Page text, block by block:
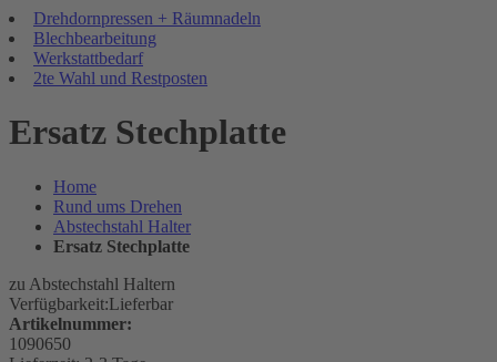
Drehdornpressen + Räumnadeln
Blechbearbeitung
Werkstattbedarf
2te Wahl und Restposten
Ersatz Stechplatte
Home
Rund ums Drehen
Abstechstahl Halter
Ersatz Stechplatte
zu Abstechstahl Haltern
Verfügbarkeit:Lieferbar
Artikelnummer:
1090650